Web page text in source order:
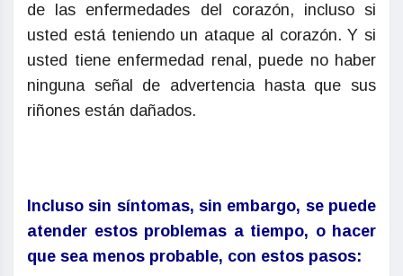
de las enfermedades del corazón, incluso si
usted está teniendo un ataque al corazón. Y si
usted tiene enfermedad renal, puede no haber
ninguna señal de advertencia hasta que sus
riñones están dañados.
Incluso sin síntomas, sin embargo, se puede
atender estos problemas a tiempo, o hacer
que sea menos probable, con estos pasos: